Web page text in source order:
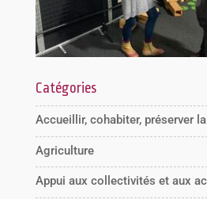
Catégories
Accueillir, cohabiter, préserver
Agriculture
Appui aux collectivités et aux